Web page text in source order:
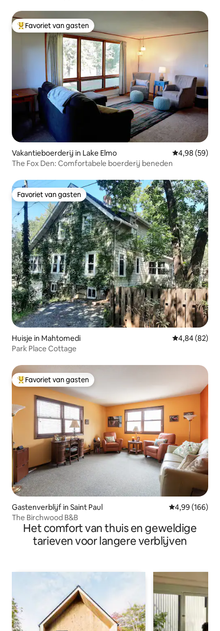
Topfavoriet van gasten
Favoriet van gasten
Vakantieboerderij in Lake Elmo Gemiddelde
4,98 (59)
The Fox Den: Comfortabele boerderij beneden
Favoriet van gasten
Favoriet van gasten
Huisje in Mahtomedi Gemiddelde
4,84 (82)
Park Place Cottage
Topfavoriet van gasten
Favoriet van gasten
Gastenverblijf in Saint Paul Gemiddelde
4,99 (166)
The Birchwood B&B
Het comfort van thuis en geweldige
tarieven voor langere verblijven